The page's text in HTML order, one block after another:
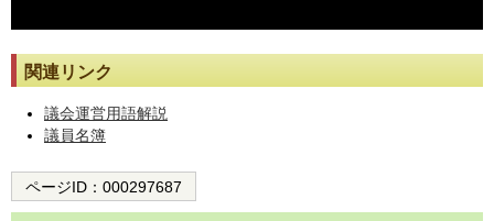
関連リンク
議会運営用語解説
議員名簿
ページID： 000297687